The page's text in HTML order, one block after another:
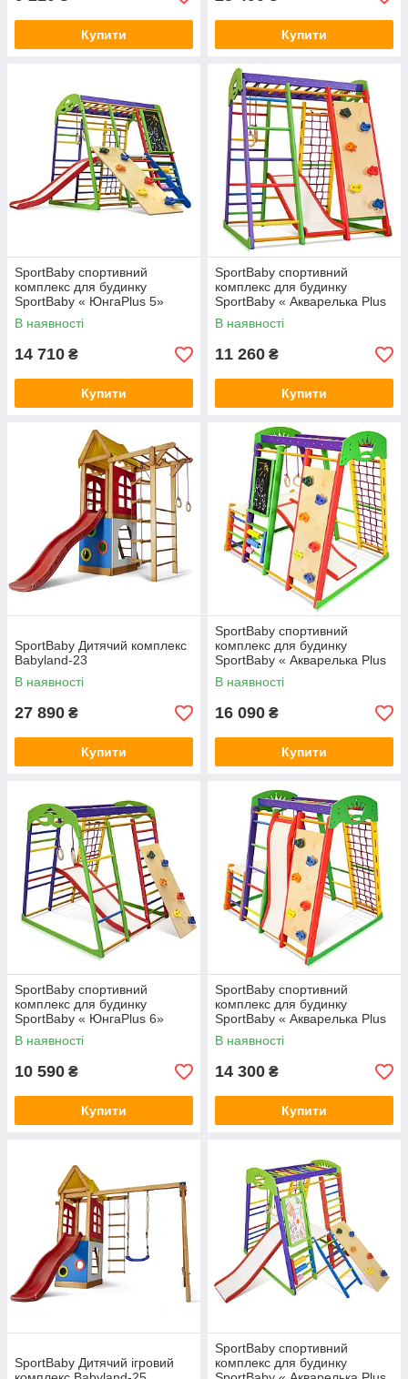
Купити Купити
SportBaby спортивний
комплекс для будинку
SportBaby « ЮнгаPlus 5»
В наявності
14 710 ₴
Купити
SportBaby спортивний
комплекс для будинку
SportBaby « Акварелька Plus
6»
В наявності
11 260 ₴
Купити
SportBaby Дитячий комплекс
Babyland-23
В наявності
27 890 ₴
Купити
SportBaby спортивний
комплекс для будинку
SportBaby « Акварелька Plus
1-4»
В наявності
16 090 ₴
Купити
SportBaby спортивний
комплекс для будинку
SportBaby « ЮнгаPlus 6»
В наявності
10 590 ₴
Купити
SportBaby спортивний
комплекс для будинку
SportBaby « Акварелька Plus
1-2»
В наявності
14 300 ₴
Купити
SportBaby Дитячий ігровий
SportBaby спортивний
комплекс для будинку